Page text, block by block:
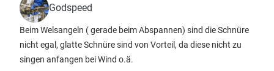
Godspeed
Beim Welsangeln ( gerade beim Abspannen) sind die Schnüre
nicht egal, glatte Schnüre sind von Vorteil, da diese nicht zu
singen anfangen bei Wind o.ä.